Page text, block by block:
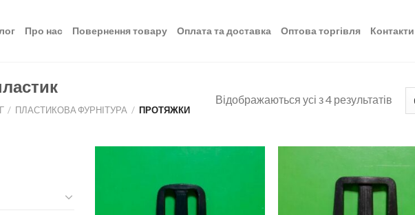
Про нас Повернення товару Оплата та доставка Оптова торгівля Контакти
/ ПЛАСТИКОВА ФУРНІТУРА / ПРОТЯЖКИ
Відображаються усі з 4 результатів